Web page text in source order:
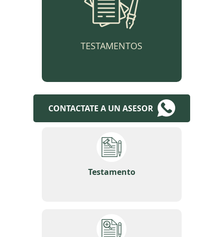
TESTAMENTOS
CONTACTATE A UN ASESOR
Testamento